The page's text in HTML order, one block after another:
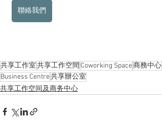
聯絡我們
共享工作室共享工作空間 Coworking Space商務中心
Business Centre共享辦公室
共享工作空间及商务中心